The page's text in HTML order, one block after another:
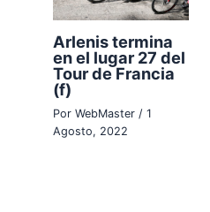
Arlenis termina
en el lugar 27 del
Tour de Francia
(f)
PorWebMaster /1
Agosto, 2022